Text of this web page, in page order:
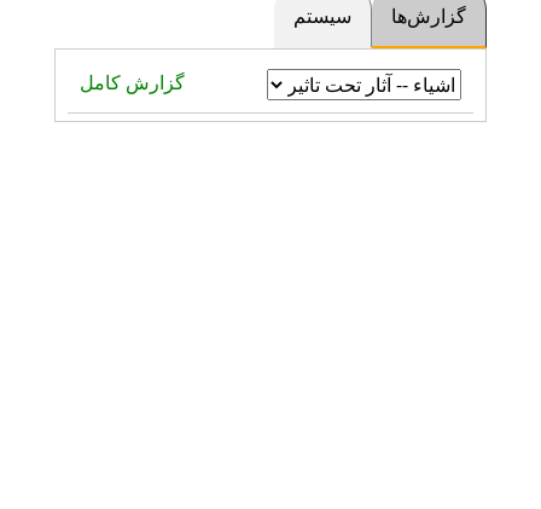
گزارش‌ها سیستم
گزارش کامل